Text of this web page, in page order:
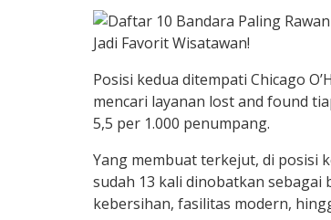
Posisi kedua ditempati Chicago
mencari layanan lost and found
5,5 per 1.000 penumpang.
Yang membuat terkejut, di posisi
sudah 13 kali dinobatkan
kebersihan, fasilitas modern,